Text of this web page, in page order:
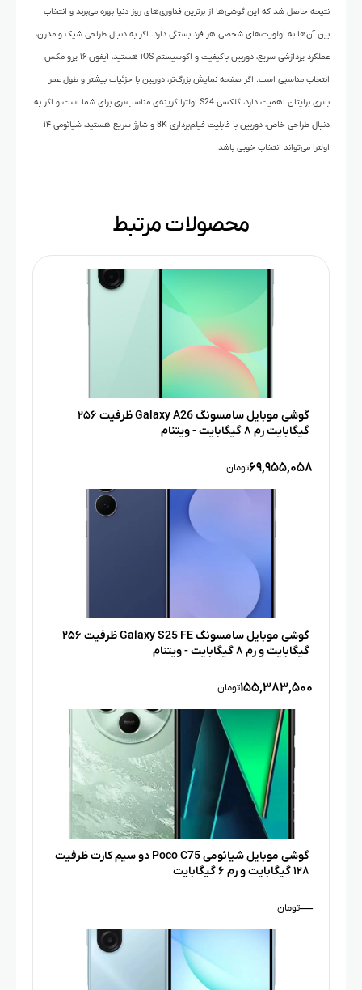
نتیجه حاصل شد که این گوشی‌ها از برترین فناوری‌های روز دنیا بهره می‌برند و انتخاب
بین آن‌ها به اولویت‌های شخصی هر فرد بستگی دارد. اگر به دنبال طراحی شیک و مدرن،
عملکرد پردازشی سریع، دوربین باکیفیت و اکوسیستم iOS هستید، آیفون ۱۶ پرو مکس
انتخاب مناسبی است. اگر صفحه نمایش بزرگ‌تر، دوربین با جزئیات بیشتر و طول عمر
باتری برایتان اهمیت دارد، گلکسی S24 اولترا گزینه‌ی مناسب‌تری برای شما است و اگر به
دنبال طراحی خاص، دوربین با قابلیت‌ فیلم‌برداری 8K و شارژ سریع هستید، شیائومی ۱۴
اولترا می‌تواند انتخاب خوبی باشد.
محصولات مرتبط
گوشی موبایل سامسونگ Galaxy A26 ظرفیت ۲۵۶
گیگابایت رم ۸ گیگابایت­ - ویتنام
۶۹,۹۵۵,۰۵۸تومان
گوشی موبایل سامسونگ Galaxy S25 FE ظرفیت ۲۵۶
گیگابایت و رم ۸ گیگابایت - ویتنام
۱۵۵,۳۸۳,۵۰۰تومان
گوشی موبایل شیائومی Poco C75 دو سیم کارت ظرفیت
۱۲۸ گیگابایت و رم ۶ گیگابایت
—تومان